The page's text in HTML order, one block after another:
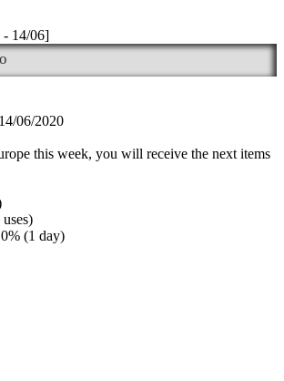
- 14/06]
06/2020
this week, you will receive the next items
(1 day)